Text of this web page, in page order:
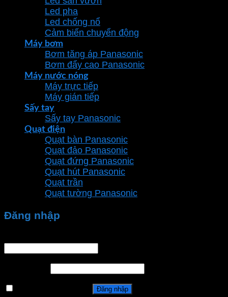
Led pha
Led chống nổ
Cảm biến chuyển động
Máy bơm
Bơm tăng áp Panasonic
Bơm đẩy cao Panasonic
Máy nước nóng
Máy trực tiếp
Máy gián tiếp
Sấy tay
Sấy tay Panasonic
Quạt điện
Quạt bàn Panasonic
Quạt đảo Panasonic
Quạt đứng Panasonic
Quạt hút Panasonic
Quạt trần
Quạt tường Panasonic
Đăng nhập
Đăng nhập